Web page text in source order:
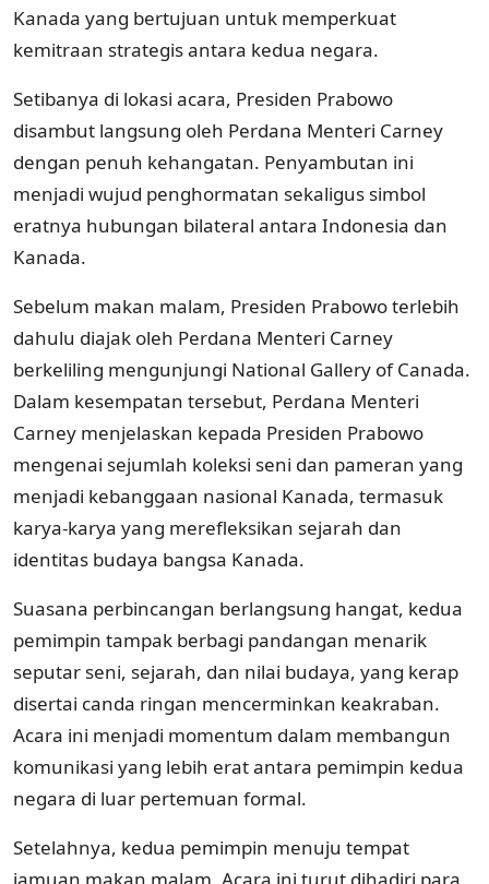
Kanada yang bertujuan untuk memperkuat
kemitraan strategis antara kedua negara.
Setibanya di lokasi acara, Presiden Prabowo
disambut langsung oleh Perdana Menteri Carney
dengan penuh kehangatan. Penyambutan ini
menjadi wujud penghormatan sekaligus simbol
eratnya hubungan bilateral antara Indonesia dan
Kanada.
Sebelum makan malam, Presiden Prabowo terlebih
dahulu diajak oleh Perdana Menteri Carney
berkeliling mengunjungi National Gallery of Canada.
Dalam kesempatan tersebut, Perdana Menteri
Carney menjelaskan kepada Presiden Prabowo
mengenai sejumlah koleksi seni dan pameran yang
menjadi kebanggaan nasional Kanada, termasuk
karya-karya yang merefleksikan sejarah dan
identitas budaya bangsa Kanada.
Suasana perbincangan berlangsung hangat, kedua
pemimpin tampak berbagi pandangan menarik
seputar seni, sejarah, dan nilai budaya, yang kerap
disertai canda ringan mencerminkan keakraban.
Acara ini menjadi momentum dalam membangun
komunikasi yang lebih erat antara pemimpin kedua
negara di luar pertemuan formal.
Setelahnya, kedua pemimpin menuju tempat